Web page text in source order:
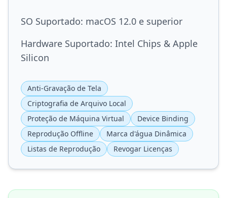
SO Suportado: macOS 12.0 e superior
Hardware Suportado: Intel Chips & Apple
Silicon
Anti-Gravação de Tela
Criptografia de Arquivo Local
Proteção de Máquina Virtual
Device Binding
Reprodução Offline
Marca d'água Dinâmica
Listas de Reprodução
Revogar Licenças